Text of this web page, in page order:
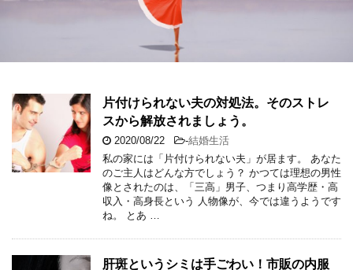
片付けられない夫の対処法。そのストレ
スから解放されましょう。
2020/08/22 -結婚生活
私の家には「片付けられない夫」が居ます。 あなた
のご主人はどんな方でしょう？ かつては理想の男性
像とされたのは、「三高」男子、つまり高学歴・高
収入・高身長という 人物像が、今では違うようです
ね。 とあ …
肝斑というシミは手ごわい！市販の内服